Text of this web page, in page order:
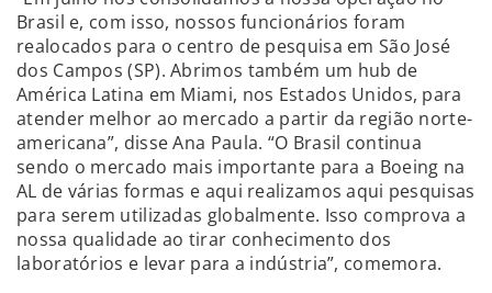
Brasil e, com isso, nossos funcionários foram
realocados para o centro de pesquisa em São José
dos Campos (SP). Abrimos também um hub de
América Latina em Miami, nos Estados Unidos, para
atender melhor ao mercado a partir da região norte-
americana”, disse Ana Paula. “O Brasil continua
sendo o mercado mais importante para a Boeing na
AL de várias formas e aqui realizamos aqui pesquisas
para serem utilizadas globalmente. Isso comprova a
nossa qualidade ao tirar conhecimento dos
laboratórios e levar para a indústria”, comemora.